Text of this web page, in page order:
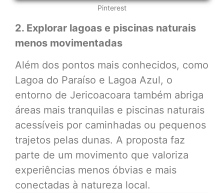
Pinterest
2. Explorar lagoas e piscinas naturais
menos movimentadas
Além dos pontos mais conhecidos, como
Lagoa do Paraíso e Lagoa Azul, o
entorno de Jericoacoara também abriga
áreas mais tranquilas e piscinas naturais
acessíveis por caminhadas ou pequenos
trajetos pelas dunas. A proposta faz
parte de um movimento que valoriza
experiências menos óbvias e mais
conectadas à natureza local.